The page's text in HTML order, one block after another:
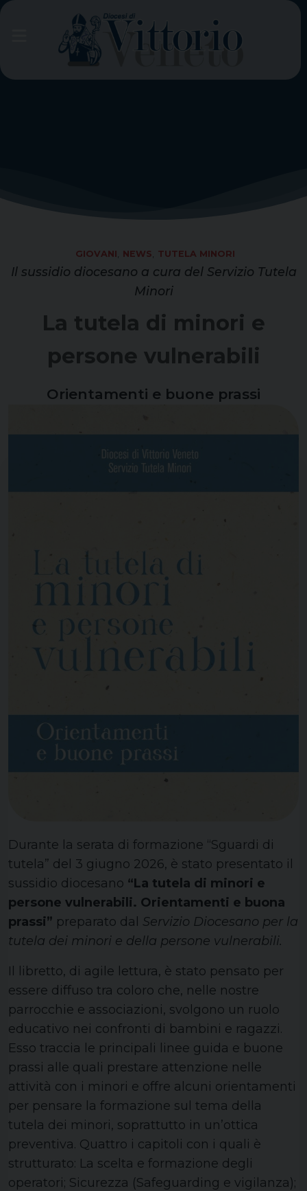
Skip
GIOVANI NEWS TUTELA MINORI
Il sussidio diocesano a cura del Servizio Tutela
Minori
La tutela di minori e
persone vulnerabili
Orientamenti e buone prassi
Durante la serata di formazione “Sguardi di
tutela” del 3 giugno 2026, è stato presentato il
sussidio diocesano “La tutela di minori e
persone vulnerabili. Orientamenti e buona
prassi” preparato dal Servizio Diocesano per la
tutela dei minori e della persone vulnerabili.
Il libretto, di agile lettura, è stato pensato per
essere diffuso tra coloro che, nelle nostre
parrocchie e associazioni, svolgono un ruolo
educativo nei confronti di bambini e ragazzi.
Esso traccia le principali linee guida e buone
prassi alle quali prestare attenzione nelle
attività con i minori e offre alcuni orientamenti
per pensare la formazione sul tema della
tutela dei minori, soprattutto in un’ottica
preventiva. Quattro i capitoli con i quali è
strutturato: La scelta e formazione degli
operatori; Sicurezza (Safeguarding e vigilanza);